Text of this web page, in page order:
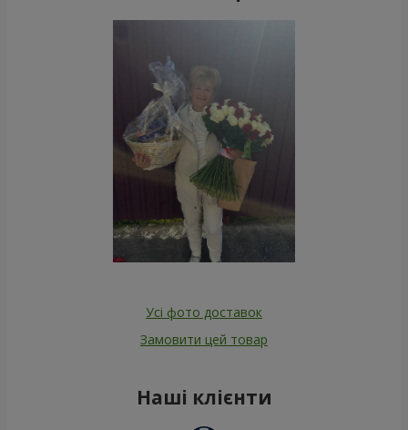
Усі фото доставок
Замовити цей товар
Наші клієнти